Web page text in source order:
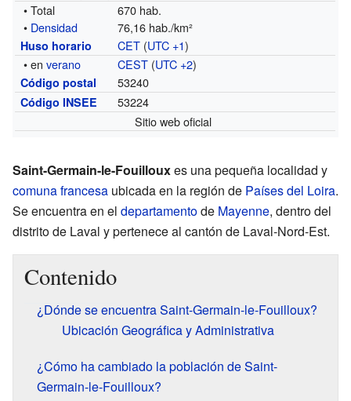
• Total
670 hab.
• Densidad 76,16 hab./km²
Huso horario CET (UTC +1)
• enverano CEST (UTC +2)
Código postal 53240
Código INSEE
53224
Sitio web oficial
Saint-Germain-le-Fouillouxes una pequeña localidad y
comuna francesa ubicada en la región de Países del Loira.
Se encuentra en el departamentode Mayenne, dentro del
distrito de Laval y pertenece al cantón de Laval-Nord-Est.
Contenido
¿Dónde se encuentra Saint-Germain-le-Fouilloux?
Ubicación Geográfica y Administrativa
¿Cómo ha cambiado la población de Saint-
Germain-le-Fouilloux?